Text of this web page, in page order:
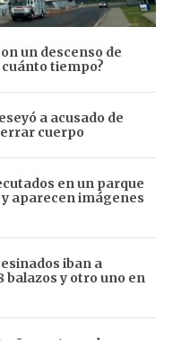
un descenso de
cuánto tiempo?
a acusado de
cuerpo
en un parque
aparecen imágenes
iban a
balazos y otro uno en